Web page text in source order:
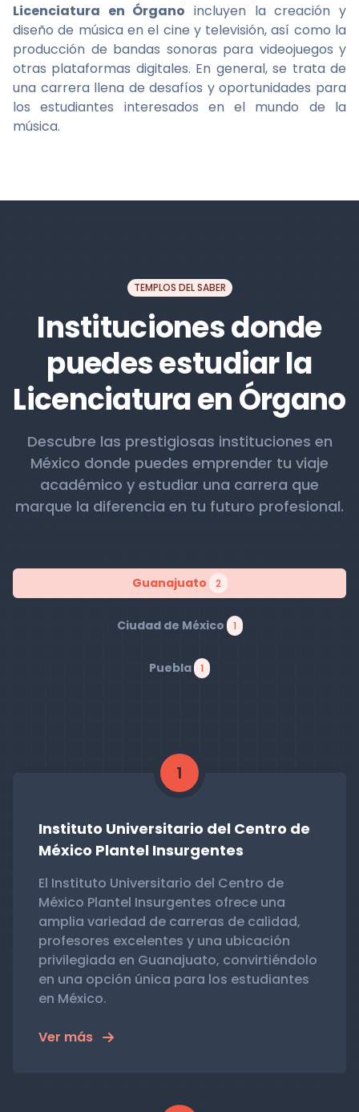
Licenciatura en Órgano incluyen la creación y
diseño de música en el cine y televisión, así como la
producción de bandas sonoras para videojuegos y
otras plataformas digitales. En general, se trata de
una carrera llena de desafíos y oportunidades para
los estudiantes interesados en el mundo de la
música.
TEMPLOS DEL SABER
Instituciones donde
puedes estudiar la
Licenciatura en Órgano
Descubre las prestigiosas instituciones en
México donde puedes emprender tu viaje
académico y estudiar una carrera que
marque la diferencia en tu futuro profesional.
Guanajuato 2
Ciudad de México 1
Puebla 1
1
Instituto Universitario del Centro de
México Plantel Insurgentes
El Instituto Universitario del Centro de
México Plantel Insurgentes ofrece una
amplia variedad de carreras de calidad,
profesores excelentes y una ubicación
privilegiada en Guanajuato, convirtiéndolo
en una opción única para los estudiantes
en México.
Ver más